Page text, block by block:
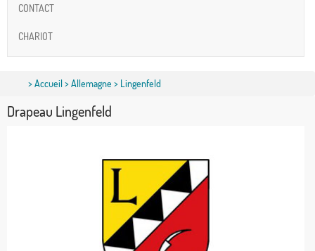
CONTACT
CHARIOT
>Accueil>Allemagne > Lingenfeld
Drapeau Lingenfeld